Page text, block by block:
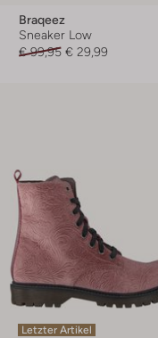
Braqeez
Sneaker Low
€ 99,95 € 29,99
Letzter Artikel